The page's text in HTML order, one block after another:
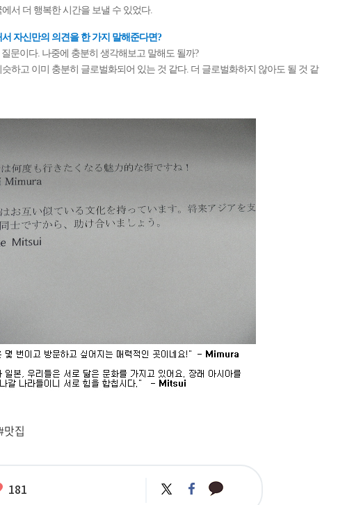
서 더 행복한 시간을 보낼 수 있었다.
자신만의 의견을 한 가지 말해준다면?
문이다. 나중에 충분히 생각해보고 말해도 될까?
슷하고 이미 충분히 글로벌화되어 있는 것 같다. 더 글로벌화하지 않아도 될 것 같
맛집
좋
181 트
위
페
이
카
카